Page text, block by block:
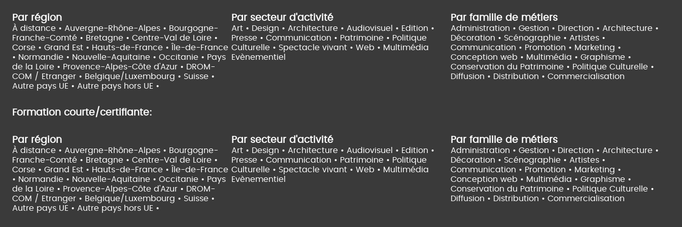
Par région
À distance • Auvergne-Rhône-Alpes • Bourgogne-
Franche-Comté • Bretagne • Centre-Val de Loire •
Corse • Grand Est • Hauts-de-France •
Île-de-France
• Normandie • Nouvelle-Aquitaine • Occitanie • Pays
de la Loire • Provence-Alpes-Côte d'Azur • DROM-
COM / Etranger • Belgique/Luxembourg • Suisse •
Autre pays UE • Autre pays hors UE •
Par secteur d'activité
Art • Design • Architecture • Audiovisuel • Edition •
Presse • Communication • Patrimoine • Politique
Culturelle • Spectacle vivant • Web • Multimédia
Evènementiel
Par famille de métiers
Administration • Gestion • Direction • Architecture •
Décoration • Scénographie • Artistes •
Communication • Promotion • Marketing •
Conception web • Multimédia • Graphisme •
Conservation du Patrimoine • Politique Culturelle •
Diffusion • Distribution • Commercialisation
Formation courte/certifiante:
Par région
À distance • Auvergne-Rhône-Alpes • Bourgogne-
Franche-Comté • Bretagne • Centre-Val de Loire •
Corse • Grand Est • Hauts-de-France •
Île-de-France
• Normandie • Nouvelle-Aquitaine • Occitanie • Pays
de la Loire • Provence-Alpes-Côte d'Azur • DROM-
COM / Etranger • Belgique/Luxembourg • Suisse •
Autre pays UE • Autre pays hors UE •
Par secteur d'activité
Art • Design • Architecture • Audiovisuel • Edition •
Presse • Communication • Patrimoine • Politique
Culturelle • Spectacle vivant • Web • Multimédia
Evènementiel
Par famille de métiers
Administration • Gestion • Direction • Architecture •
Décoration • Scénographie • Artistes •
Communication • Promotion • Marketing •
Conception web • Multimédia • Graphisme •
Conservation du Patrimoine • Politique Culturelle •
Diffusion • Distribution • Commercialisation